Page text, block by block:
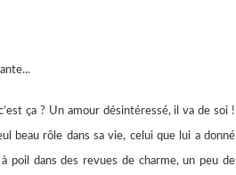
ça ? Un amour désintéressé, il va de soi !
beau rôle dans sa vie, celui que lui a donné
poil dans des revues de charme, un peu de